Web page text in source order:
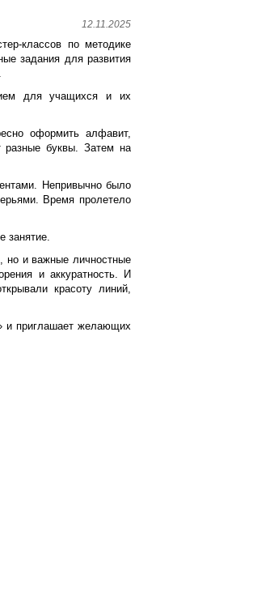
12.11.2025
классов по методике
задания для развития
для учащихся и их
оформить алфавит,
разные буквы. Затем на
Непривычно было
Время пролетело
занятие.
но и важные личностные
и аккуратность. И
красоту линий,
и приглашает желающих